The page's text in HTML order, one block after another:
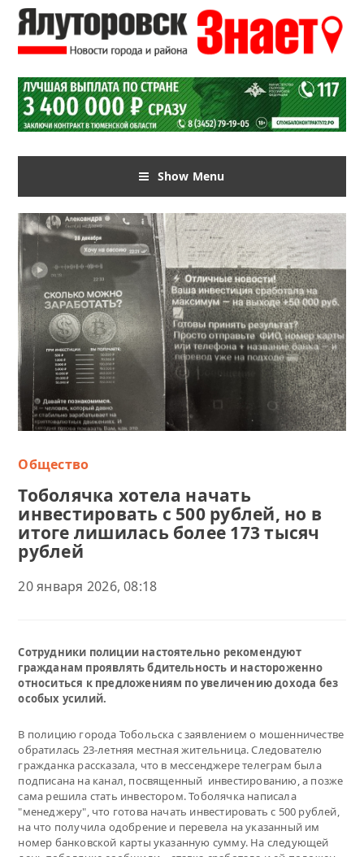
Show Menu
Общество
Тоболячка хотела начать
инвестировать с 500 рублей, но в
итоге лишилась более 173 тысяч
рублей
20 января 2026, 08:18
Сотрудники полиции настоятельно рекомендуют
гражданам проявлять бдительность и настороженно
относиться к предложениям по увеличению дохода без
особых усилий.
В полицию города Тобольска с заявлением о мошенничестве
обратилась 23-летняя местная жительница. Следователю
гражданка рассказала, что в мессенджере телеграм была
подписана на канал, посвященный инвестированию, а позже
сама решила стать инвестором. Тоболячка написала
"менеджеру", что готова начать инвестировать с 500 рублей,
на что получила одобрение и перевела на указанный им
номер банковской карты указанную сумму. На следующей